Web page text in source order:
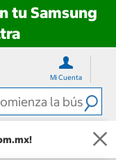
tu Samsung
Mi Cuenta